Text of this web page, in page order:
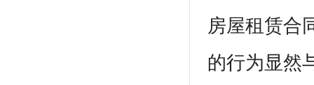
房屋租赁合
的行为显然